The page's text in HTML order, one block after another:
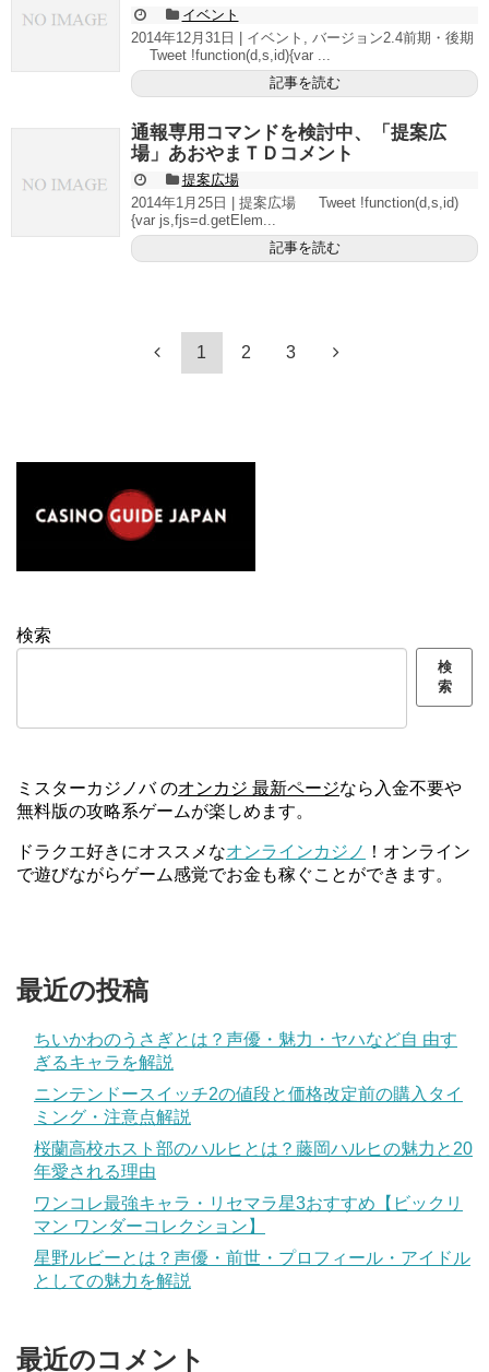
イベント
2014年12月31日 | イベント, バージョン2.4前期・後期
Tweet !function(d,s,id){var ...
記事を読む
通報専用コマンドを検討中、「提案広
場」あおやまＴＤコメント
提案広場
2014年1月25日 | 提案広場 Tweet !function(d,s,id)
{var js,fjs=d.getElem...
記事を読む
1 2 3
検索
検
索
ミスターカジノバ のオンカジ 最新ページなら入金不要や
無料版の攻略系ゲームが楽しめます。
ドラクエ好きにオススメなオンラインカジノ ！オンライン
で遊びながらゲーム感覚でお金も稼ぐことができます。
最近の投稿
ちいかわのうさぎとは？声優・魅力・ヤハなど自 由す
ぎるキャラを解説
ニンテンドースイッチ2の値段と価格改定前の購入タイ
ミング・注意点解説
桜蘭高校ホスト部のハルヒとは？藤岡ハルヒの魅力と20
年愛される理由
ワンコレ最強キャラ・リセマラ星3おすすめ【ビックリ
マン ワンダーコレクション】
星野ルビーとは？声優・前世・プロフィール・アイドル
としての魅力を解説
最近のコメント